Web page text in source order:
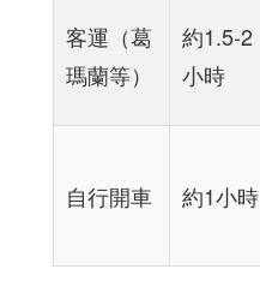
客運（葛
瑪蘭等）
約1.5-2
小時
自行開車 約1小時